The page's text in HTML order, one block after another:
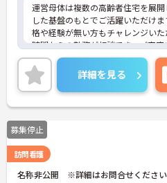
運営母体は複数の高齢者住宅を展
した基盤のもとでご活躍いただけ
格や経験が無い方もチャレンジい
時間からの勤務が相談でき、ご家
との両立もしやすい環境です。賞
あり）や昇給の実績もあり、あな
かりと評価されます。無料の社員
や、育休からの復職をサポートす
（プラス）制度（最大10万円）、
（最大10万円補助）など、福利厚生
す。社内研修やキャリアパス制度も
キルアップを目指したい方にも最適
ある方には、面接対策ポイントな
お話ししますのでお気軽にご相談く
詳細を見る
募集停止
訪問看護
名称非公開 ※詳細はお問合せください